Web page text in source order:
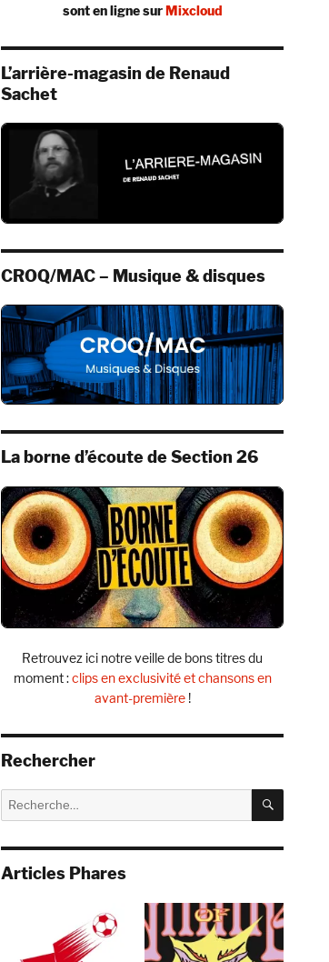
sont en ligne surMixcloud
L’arrière-magasin de Renaud
Sachet
CROQ/MAC – Musique & disques
La borne d’écoute de Section 26
Retrouvez ici notre veille de bons titres du
moment :clips en exclusivité et chansons en
avant-première!
Rechercher
Recherche
pour :
Articles Phares